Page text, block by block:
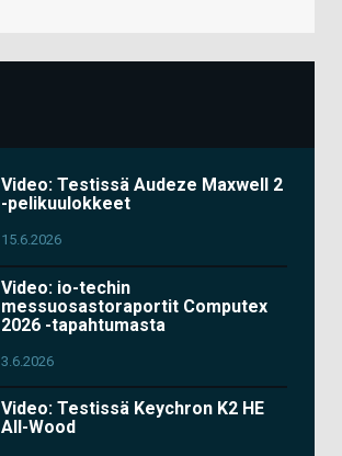
Video: Testissä Audeze Maxwell 2
-pelikuulokkeet
15.6.2026
Video: io-techin
messuosastoraportit Computex
2026 -tapahtumasta
3.6.2026
Video: Testissä Keychron K2 HE
All-Wood